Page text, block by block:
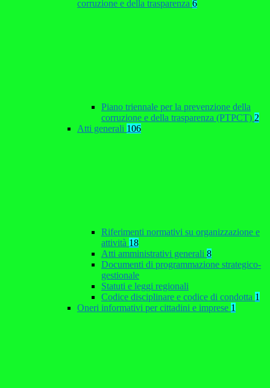
corruzione e della trasparenza 6
Piano triennale per la prevenzione della
corruzione e della trasparenza (PTPCT) 2
Atti generali 106
Riferimenti normativi su organizzazione e
attività 18
Atti amministrativi generali 8
Documenti di programmazione strategico-
gestionale
Statuti e leggi regionali
Codice disciplinare e codice di condotta 1
Oneri informativi per cittadini e imprese 1